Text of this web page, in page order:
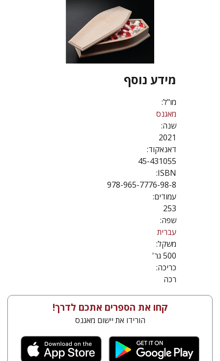
מידע נוסף
מו"ל:
מאגנס
שנה:
2021
דאנאקוד:
45-431055
ISBN:
978-965-7776-98-8
עמודים:
253
שפה:
עברית
משקל:
500 גר'
כריכה:
רכה
קחו את הספרים אתכם לדרך!
הורידו את יישום מאגנס